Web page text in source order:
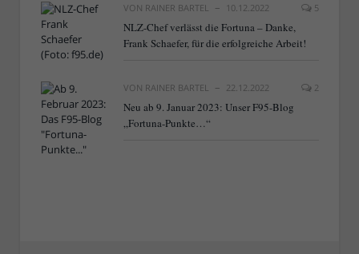
VON RAINER BARTEL 10.12.2022 5
NLZ-Chef verlässt die Fortuna – Danke,
Frank Schaefer, für die erfolgreiche Arbeit!
VON RAINER BARTEL 22.12.2022 2
Neu ab 9. Januar 2023: Unser F95-Blog
„Fortuna-Punkte…“